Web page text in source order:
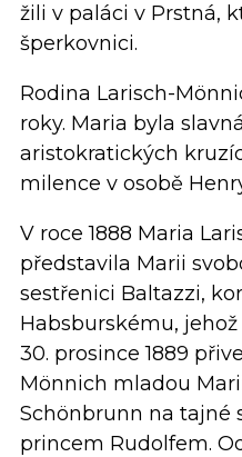
žili v paláci v Prstná,
šperkovnici.
Rodina Larisch-
roky. Maria byla
aristokratických
milence v osobě
V roce 1888 Maria
představila Marii
sestřenici Baltazzi,
Habsburskému,
30. prosince 1889
Mönnich mladou
Schönbrunn na tajné
princem Rudolfem.